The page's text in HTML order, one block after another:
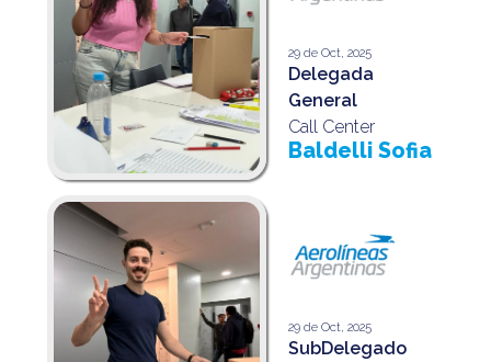
29 de Oct, 2025
Delegada
General
Call Center
Baldelli Sofia
29 de Oct, 2025
SubDelegado